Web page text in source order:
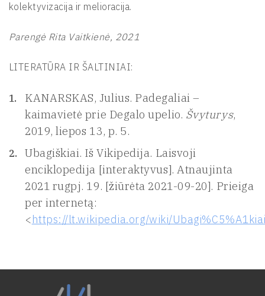
kolektyvizacija ir melioracija.
Parengė Rita Vaitkienė, 2021
LITERATŪRA IR ŠALTINIAI:
KANARSKAS, Julius. Padegaliai –
kaimavietė prie Degalo upelio. Švyturys,
2019, liepos 13, p. 5.
Ubagiškiai. Iš Vikipedija. Laisvoji
enciklopedija [interaktyvus]. Atnaujinta
2021 rugpj. 19. [žiūrėta 2021-09-20]. Prieiga
per internetą:
<https://lt.wikipedia.org/wiki/